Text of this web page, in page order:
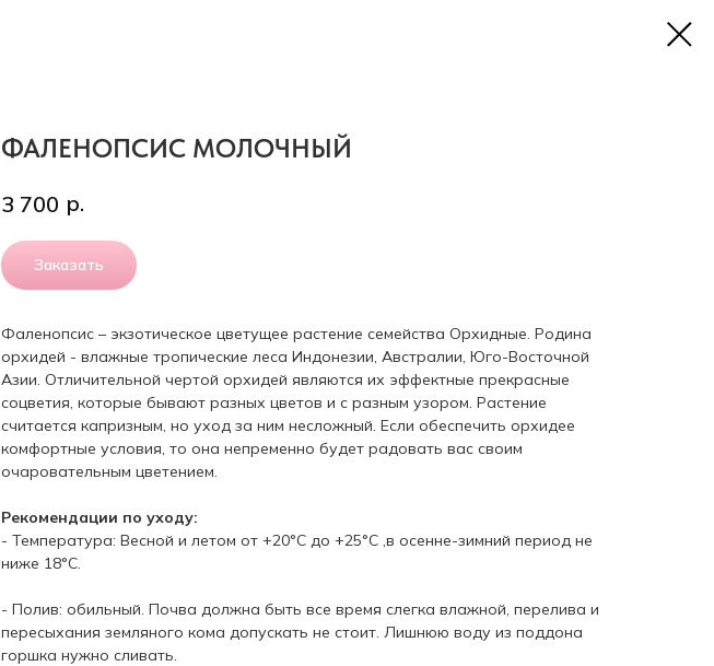
ФАЛЕНОПСИС МОЛОЧНЫЙ
3 700 р.
Заказать
Фаленопсис – экзотическое цветущее растение семейства Орхидные. Родина
орхидей - влажные тропические леса Индонезии, Австралии, Юго-Восточной
Азии. Отличительной чертой орхидей являются их эффектные прекрасные
соцветия, которые бывают разных цветов и с разным узором. Растение
считается капризным, но уход за ним несложный. Если обеспечить орхидее
комфортные условия, то она непременно будет радовать вас своим
очаровательным цветением.
Рекомендации по уходу:
- Температура: Весной и летом от +20°C до +25°C ,в осенне-зимний период не
ниже 18°C.
- Полив: обильный. Почва должна быть все время слегка влажной, перелива и
пересыхания земляного кома допускать не стоит. Лишнюю воду из поддона
горшка нужно сливать.